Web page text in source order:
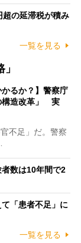
の延滞税が積み
一覧を見る
かるか？】警察庁
構造改革」 実
不足」だ。警察
者数は10年間で2
「患者不足」に
一覧を見る